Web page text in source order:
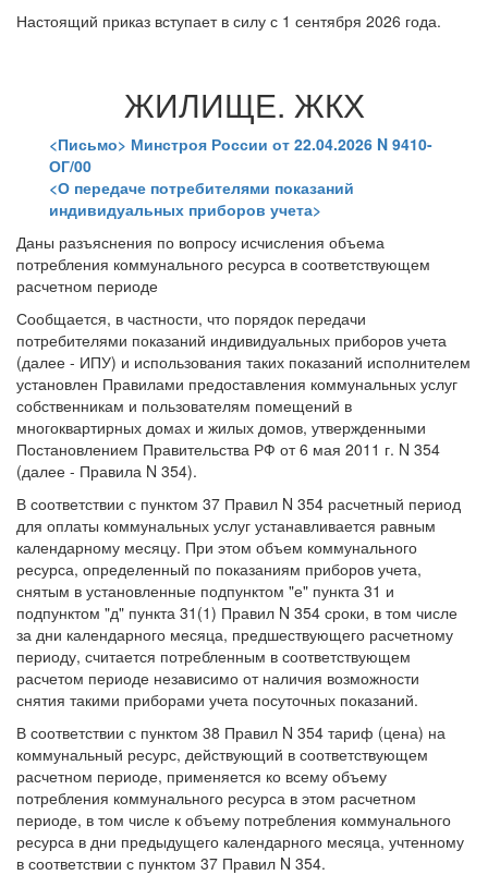
Настоящий приказ вступает в силу с 1 сентября 2026 года.
ЖИЛИЩЕ. ЖКХ
<Письмо> Минстроя России от 22.04.2026 N 9410-
ОГ/00
<О передаче потребителями показаний
индивидуальных приборов учета>
Даны разъяснения по вопросу исчисления объема
потребления коммунального ресурса в соответствующем
расчетном периоде
Сообщается, в частности, что порядок передачи
потребителями показаний индивидуальных приборов учета
(далее - ИПУ) и использования таких показаний исполнителем
установлен Правилами предоставления коммунальных услуг
собственникам и пользователям помещений в
многоквартирных домах и жилых домов, утвержденными
Постановлением Правительства РФ от 6 мая 2011 г. N 354
(далее - Правила N 354).
В соответствии с пунктом 37 Правил N 354 расчетный период
для оплаты коммунальных услуг устанавливается равным
календарному месяцу. При этом объем коммунального
ресурса, определенный по показаниям приборов учета,
снятым в установленные подпунктом "е" пункта 31 и
подпунктом "д" пункта 31(1) Правил N 354 сроки, в том числе
за дни календарного месяца, предшествующего расчетному
периоду, считается потребленным в соответствующем
расчетом периоде независимо от наличия возможности
снятия такими приборами учета посуточных показаний.
В соответствии с пунктом 38 Правил N 354 тариф (цена) на
коммунальный ресурс, действующий в соответствующем
расчетном периоде, применяется ко всему объему
потребления коммунального ресурса в этом расчетном
периоде, в том числе к объему потребления коммунального
ресурса в дни предыдущего календарного месяца, учтенному
в соответствии с пунктом 37 Правил N 354.